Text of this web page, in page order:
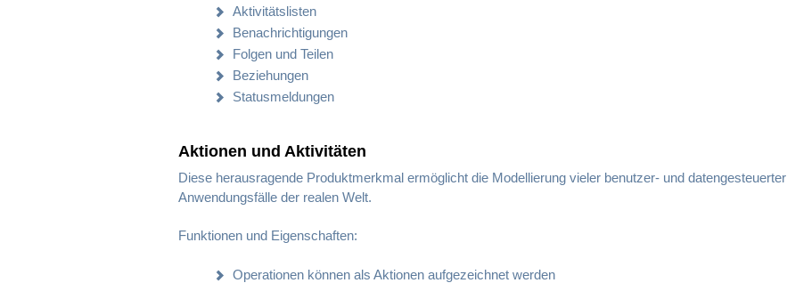
Aktivitätslisten
Benachrichtigungen
Folgen und Teilen
Beziehungen
Statusmeldungen
Aktionen und Aktivitäten
Diese herausragende Produktmerkmal ermöglicht die Modellierung vieler benutzer- und datengesteuerter
Anwendungsfälle der realen Welt.
Funktionen und Eigenschaften:
Operationen können als Aktionen aufgezeichnet werden